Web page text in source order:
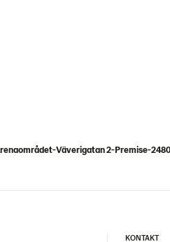
Väverigatan 2-Premise-
KONTAKT